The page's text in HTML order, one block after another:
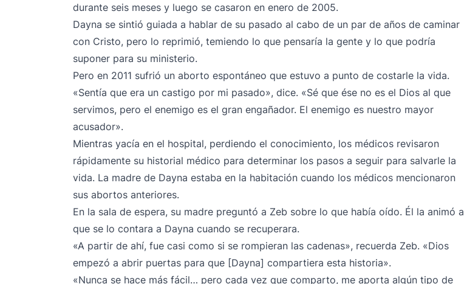
durante seis meses y luego se casaron en enero de 2005.
Dayna se sintió guiada a hablar de su pasado al cabo de un par de años de caminar
con Cristo, pero lo reprimió, temiendo lo que pensaría la gente y lo que podría
suponer para su ministerio.
Pero en 2011 sufrió un aborto espontáneo que estuvo a punto de costarle la vida.
«Sentía que era un castigo por mi pasado», dice. «Sé que ése no es el Dios al que
servimos, pero el enemigo es el gran engañador. El enemigo es nuestro mayor
acusador».
Mientras yacía en el hospital, perdiendo el conocimiento, los médicos revisaron
rápidamente su historial médico para determinar los pasos a seguir para salvarle la
vida. La madre de Dayna estaba en la habitación cuando los médicos mencionaron
sus abortos anteriores.
En la sala de espera, su madre preguntó a Zeb sobre lo que había oído. Él la animó a
que se lo contara a Dayna cuando se recuperara.
«A partir de ahí, fue casi como si se rompieran las cadenas», recuerda Zeb. «Dios
empezó a abrir puertas para que [Dayna] compartiera esta historia».
«Nunca se hace más fácil… pero cada vez que comparto, me aporta algún tipo de